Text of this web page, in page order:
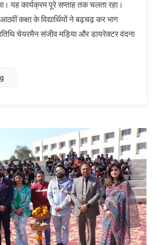
संपन्न, पढ़े
यह कार्यक्रम पूरे सप्ताह तक चलता रहा।
कक्षा के विद्यार्थियों ने बढ़चढ़ कर भाग
चेयरमैन संजीव मड़िया और डायरेक्टर वंदना